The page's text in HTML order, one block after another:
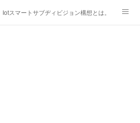
Iotスマートサブヂィビジョン構想とは。